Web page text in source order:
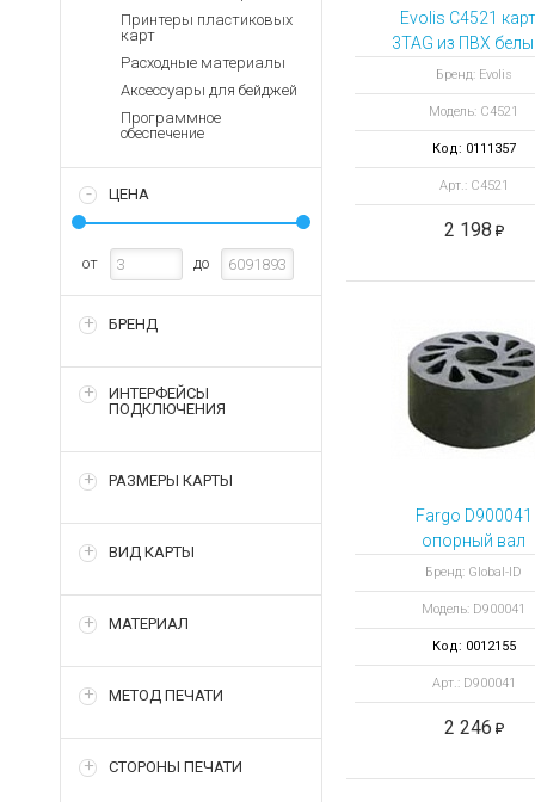
Запасные
части
Терминалы
оплаты
Зарядные устройства
Архивные товары
Принтеры пластиковых
карт
Расходные материалы
Аксессуары для бейджей
Программное
обеспечение
ЦЕНА
от до
БРЕНД
ИНТЕРФЕЙСЫ
ПОДКЛЮЧЕНИЯ
РАЗМЕРЫ КАРТЫ
ВИД КАРТЫ
МАТЕРИАЛ
МЕТОД ПЕЧАТИ
СТОРОНЫ ПЕЧАТИ
Evolis C4521
3TAG из ПВХ
зеркальным
покрытием
Бренд: Evolis
Модель: C4521
Код: 0111357
Арт.: C4521
2 198
Fargo D900041
опорный вал
Бренд: Global-ID
Модель: D900041
Код: 0012155
Арт.: D900041
2 246